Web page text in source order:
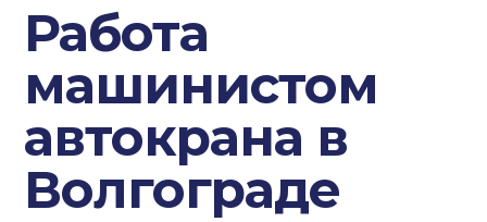
Работа
машинистом
автокрана в
Волгограде